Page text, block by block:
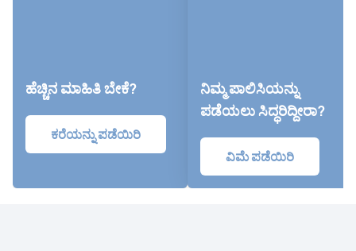
ಹೆಚ್ಚಿನ ಮಾಹಿತಿ ಬೇಕೆ?
ಕರೆಯನ್ನು ಪಡೆಯಿರಿ
ನಿಮ್ಮ ಪಾಲಿಸಿಯನ್ನು
ಪಡೆಯಲು ಸಿದ್ಧರಿದ್ದೀರಾ?
ವಿಮೆ ಪಡೆಯಿರಿ